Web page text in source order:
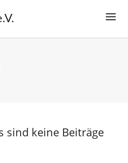
sind keine Beiträge